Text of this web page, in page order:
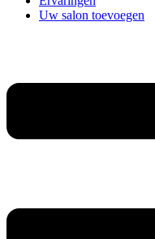
Uw salon toevoegen